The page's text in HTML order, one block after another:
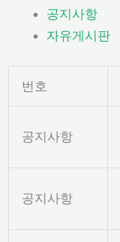
공지사항
자유게시판
번호
공지사항
공지사항